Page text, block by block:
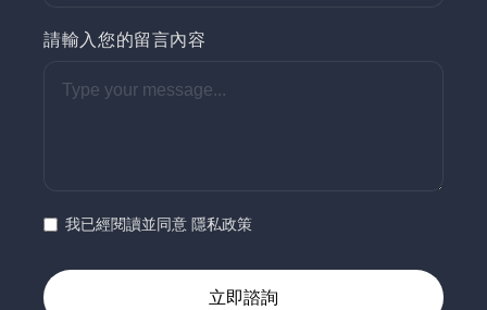
請輸入您的留言內容
我已經閱讀並同意 隱私政策